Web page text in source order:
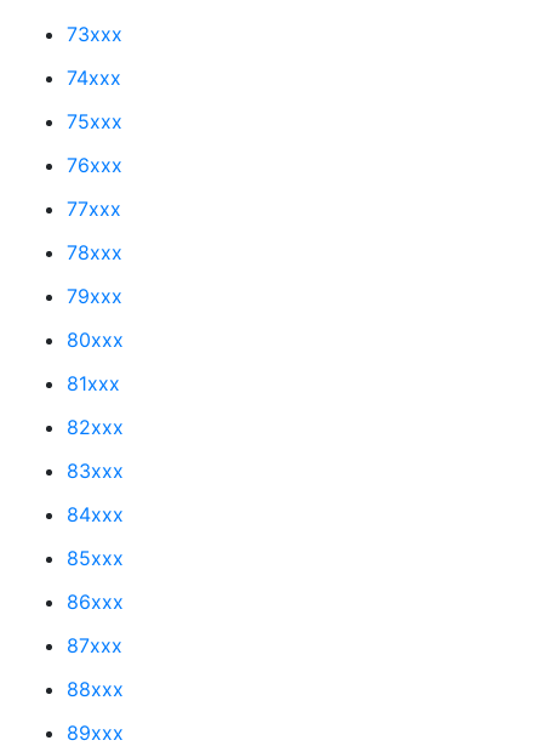
73xxx
74xxx
75xxx
76xxx
77xxx
78xxx
79xxx
80xxx
81xxx
82xxx
83xxx
84xxx
85xxx
86xxx
87xxx
88xxx
89xxx